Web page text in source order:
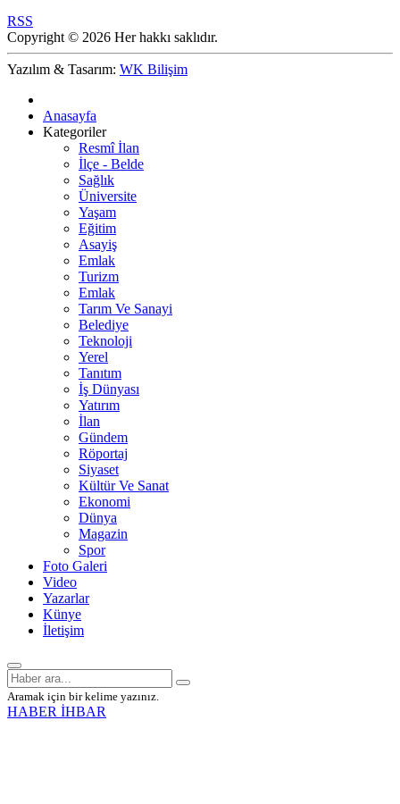
RSS
Copyright © 2026 Her hakkı saklıdır.
Yazılım & Tasarım: WK Bilişim
Anasayfa
Kategoriler
Resmî İlan
İlçe - Belde
Sağlık
Üniversite
Yaşam
Eğitim
Asayiş
Emlak
Turizm
Emlak
Tarım Ve Sanayi
Belediye
Teknoloji
Yerel
Tanıtım
İş Dünyası
Yatırım
İlan
Gündem
Röportaj
Siyaset
Kültür Ve Sanat
Ekonomi
Dünya
Magazin
Spor
Foto Galeri
Video
Yazarlar
Künye
İletişim
Aramak için bir kelime yazınız.
HABER İHBAR